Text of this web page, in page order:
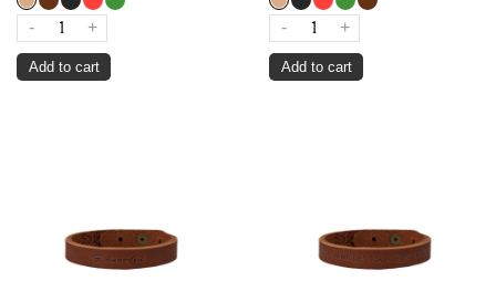
- +
Add to cart
- +
Add to cart